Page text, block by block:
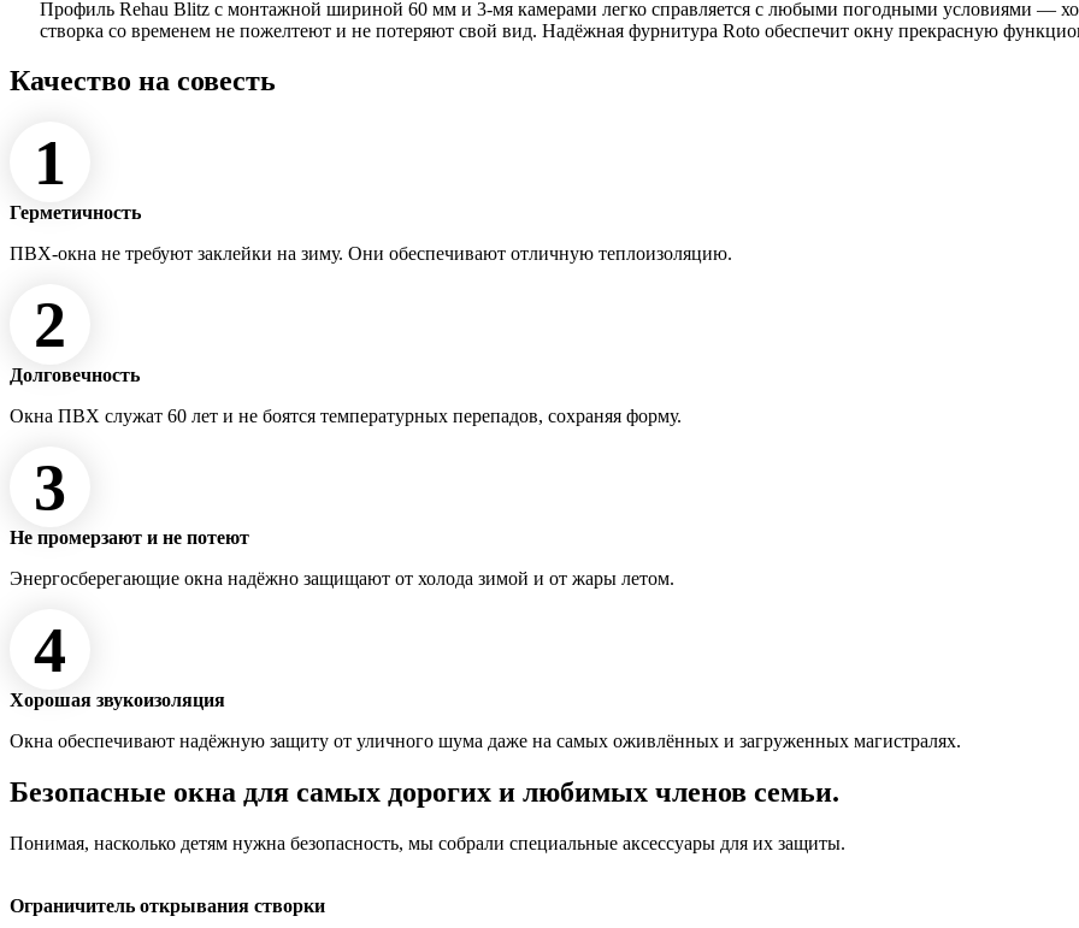
Профиль Rehau Blitz с монтажной шириной 60 мм и 3-мя камерами легко справляется с любыми погодными условиями —
створка со временем не пожелтеют и не потеряют свой вид. Надёжная фурнитура Roto обеспечит окну прекрасную
Качество на совесть
1
Герметичность
ПВХ-окна не требуют заклейки на зиму. Они обеспечивают отличную теплоизоляцию.
2
Долговечность
Окна ПВХ служат 60 лет и не боятся температурных перепадов, сохраняя форму.
3
Не промерзают и не потеют
Энергосберегающие окна надёжно защищают от холода зимой и от жары летом.
4
Хорошая звукоизоляция
Окна обеспечивают надёжную защиту от уличного шума даже на самых оживлённых и загруженных магистралях.
Безопасные окна для самых дорогих и любимых членов семьи.
Понимая, насколько детям нужна безопасность, мы собрали специальные аксессуары для их защиты.
Ограничитель открывания створки